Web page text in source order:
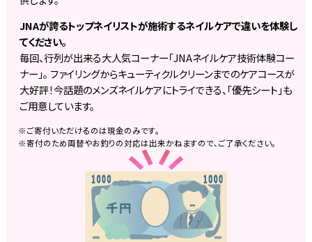
JNAが誇るトップネイリストが施術するネイルケアで違いを体験し
てください。
毎回、行列が出来る大人気コーナー「JNAネイルケア技術体験コー
ナー」。 ファイリングからキューティクルクリーンまでのケアコースが
大好評！今話題のメンズネイルケアにトライできる、「優先シート」も
ご用意しています。
※ご寄付いただけるのは現金のみです。
※寄付のため両替やお釣りの対応は出来かねますので、ご了承ください。